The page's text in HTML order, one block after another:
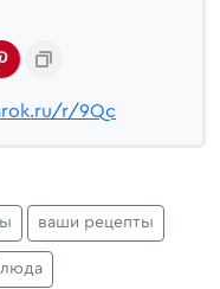
r/9Qc
ваши рецепты